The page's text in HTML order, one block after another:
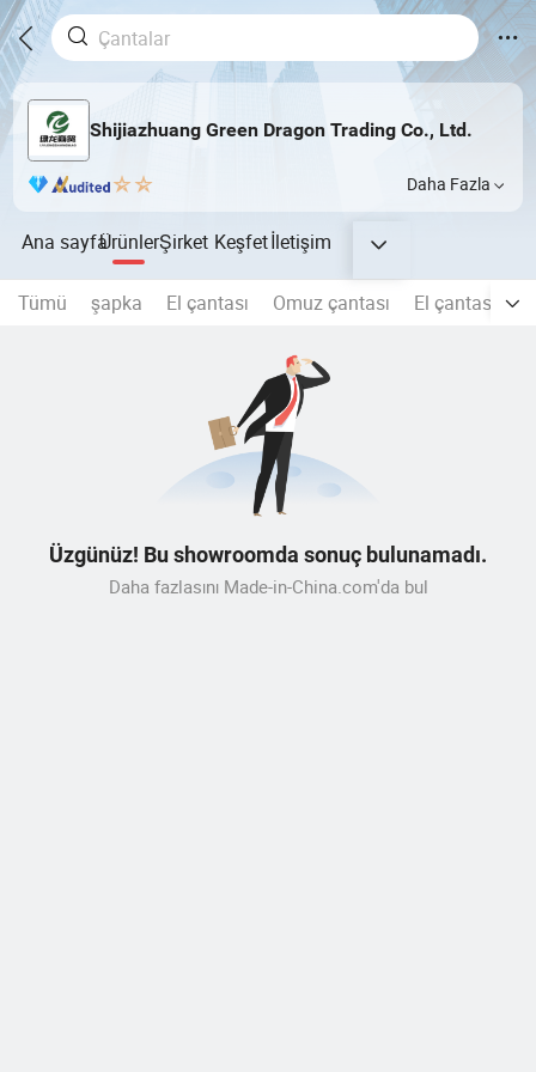
Shijiazhuang Green Dragon Trading Co., Ltd.
Daha Fazla
Ana sayfaÜrünlerŞirket Keşfetİletişim
Tümü şapka El çantası Omuz çantası El çantası
Üzgünüz! Bu showroomda sonuç bulunamadı.
Daha fazlasını Made-in-China.com'da bul